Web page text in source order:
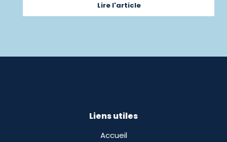
Lire l'article
Liens utiles
Accueil